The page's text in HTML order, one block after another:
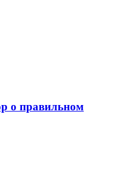
о правильном